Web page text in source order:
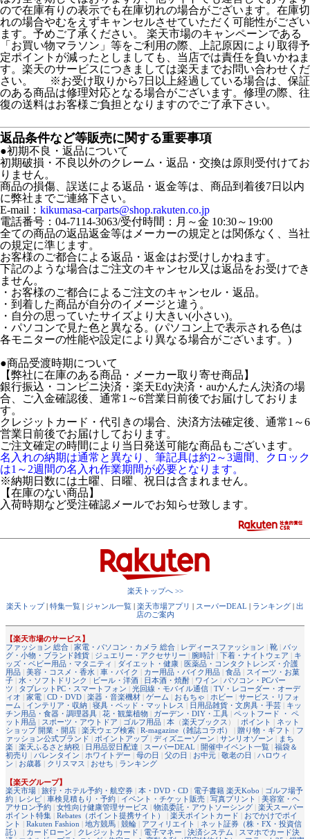
ので在庫有りの表示でも在庫切れの場合がございます。在庫切
れの場合やむをえずキャンセルさせていただく可能性がござい
ます。予めご了承ください。 楽天市場のキャンペーンである
「お買い物マラソン」等をご利用の際、上記原因により取得予
定ポイントが減ったとしましても、当店では責任を負いかねま
す。楽天のサービスにつきましては楽天までお問い合わせくだ
さい。 ※お受け取りから7日以上経過している場合は、保証
のある商品は修理対応となる場合がございます。修理の際、往
復の送料はお客様ご負担となりますのでご了承下さい。
返品条件など等販売に関する重要事項
●初期不良・返品について
初期破損・不良以外のクレーム・返品・交換は原則受付けてお
りません。
商品の損傷、誤送による返品・返金等は、商品到着後7日以内
に弊社までご連絡下さい。
E-mail： kikumasa-carparts@shop.rakuten.co.jp
電話番号：04-7114-3063/受付時間：月～金 10:30～19:00
全ての商品の返品返金等はメーカーの規定とは関係なく、当社
の規定に準じます。
お客様のご都合による返品・返金はお受けしかねます。
下記のような場合はご注文のキャンセル又は返品をお受けでき
ません。
・お客様のご都合によるご注文のキャンセル・返品。
・到着した商品が自分のイメージと違う。
・自分の思っていたサイズより大きい(小さい)。
・パソコンで見た色と異なる。(パソコン上で表示される色は
各モニターの性能や設定により異なる場合がございます。)
●商品受渡時期について
【弊社に在庫のある商品・メーカー取り寄せ商品】
銀行振込・コンビニ決済・楽天Edy決済・auかんたん決済の場
合、ご入金確認後、通常1～6営業日前後でお届けしておりま
す。
クレジットカード・代引きの場合、決済方法確定後、通常1～6
営業日前後でお届けしております。
ご注文確定の時間により当日発送可能な商品もございます。
名入れの納期は通常と異なり、筆記具は約2～3週間、クロック
は1～2週間の名入れ作業期間が必要となります。
※納期日数には土曜、日曜、祝日は含まれません。
【在庫のない商品】
入荷時期など受注確認メールでお知らせ致します。
楽天トップへ >>
楽天トップ
特集一覧 ジャンル一覧 楽天市場アプリ スーパーDEAL ランキング
出
店のご案内
【楽天市場のサービス】
ファッション 総合
家電・パソコン・カメラ 総合 レディースファッション 靴
バッ
グ・小物・ブランド雑貨
ジュエリー・アクセサリー 腕時計 下着・ナイトウェア
キ
ッズ・ベビー用品・マタニティ
ダイエット・健康
医薬品・コンタクトレンズ・介護
用品
美容・コスメ・香水 車・バイク カー用品・バイク用品 食品
スイーツ・お菓
子
水・ソフトドリンク ビール・洋酒 日本酒・焼酎 ワイン
パソコン・PCパー
ツ
タブレットPC・スマートフォン 光回線・モバイル通信
TV・レコーダー・オーデ
ィオ
家電 CD・DVD 楽器・音楽機材 ゲーム おもちゃ ホビー
サービス・リフォ
ーム
インテリア・収納 寝具・ベッド・マットレス 日用品雑貨・文房具・手芸
キッ
チン用品・食器・調理器具
花・観葉植物 ガーデン・DIY・工具
ペットフード ・ ペ
ット用品
スポーツ・アウトドア ゴルフ用品 本 （楽天ブックス ） | ポイント
ネット
ショップ 開業・開店
楽天ウェブ検索 R-magazine（雑誌コラボ） 贈り物・ギフト
フ
ァッション公式ブランド
ポイントアップ ディズニーゾーン サンリオゾーン
まち
楽
楽天ふるさと納税 日用品翌日配達 スーパーDEAL 開催中イベント一覧
福袋＆
初売り
バレンタイン ホワイトデー 母の日 父の日 お中元 敬老の日
ハロウィ
ン
お歳暮 クリスマス おせち ランキング
【楽天グループ】
楽天市場
旅行・ホテル予約・航空券 本・DVD・CD 電子書籍 楽天Kobo
ゴルフ場予
約
レシピ 車検見積もり・予約 イベント・チケット販売 写真プリント
美容室・ヘ
アサロン予約
女性向け健康管理サービス 物流委託・アウトソーシング
楽天スーパー
ポイント特集
Rebates（ポイント提携サイト） 楽天ポイントカード
おでかけでポイ
ント
Rakuten Fashion 地方競馬 競輪 アフィリエイト
ネット証券（株・FX・投資信
託）
カードローン クレジットカード 電子マネー 決済システム
スマホでカード決